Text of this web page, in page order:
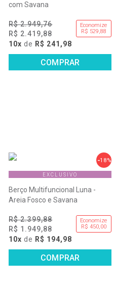
com Savana
R$ 2.949,76
R$ 2.419,88
Economize
R$ 529,88
10x de R$ 241,98
COMPRAR
18%
EXCLUSIVO
Berço Multifuncional Luna -
Areia Fosco e Savana
R$ 2.399,88
R$ 1.949,88
Economize
R$ 450,00
10x de R$ 194,98
COMPRAR